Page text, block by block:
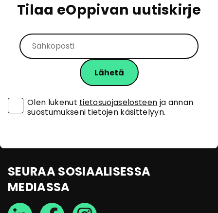
Tilaa eOppivan uutiskirje
Olen lukenut tietosuojaselosteen ja annan
suostumukseni tietojen käsittelyyn.
SEURAA SOSIAALISESSA
MEDIASSA